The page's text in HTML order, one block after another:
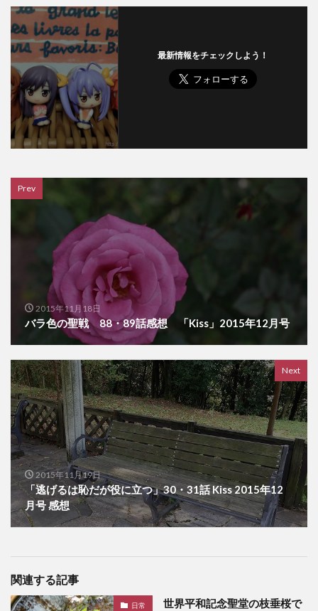
最新情報をチェックしよう！
Prev
2015年11月18日
バラ色の聖戦 88・89話感想 「Kiss」2015年12月号
Next
2015年11月19日
「逃げるは恥だが役に立つ」30・31話 Kiss 2015年12
月号 感想
関連する記事
日常
世界平和記念聖堂の枝垂桜で